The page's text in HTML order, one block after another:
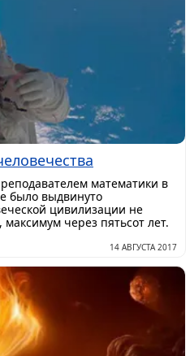
математики в
было выдвинуто
цивилизации не
через пятьсот лет.
14 АВГУСТА 2017